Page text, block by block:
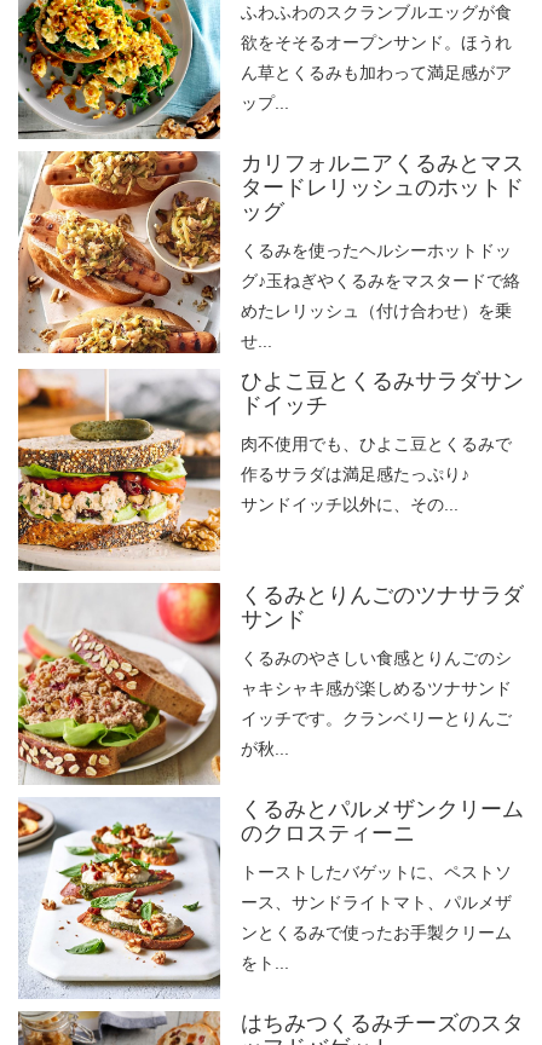
ふわふわのスクランブルエッグが食
欲をそそるオープンサンド。ほうれ
ん草とくるみも加わって満足感がア
ップ...
カリフォルニアくるみとマス
タードレリッシュのホットド
ッグ
くるみを使ったヘルシーホットドッ
グ♪玉ねぎやくるみをマスタードで絡
めたレリッシュ（付け合わせ）を乗
せ...
ひよこ豆とくるみサラダサン
ドイッチ
肉不使用でも、ひよこ豆とくるみで
作るサラダは満足感たっぷり♪
サンドイッチ以外に、その...
くるみとりんごのツナサラダ
サンド
くるみのやさしい食感とりんごのシ
ャキシャキ感が楽しめるツナサンド
イッチです。クランベリーとりんご
が秋...
くるみとパルメザンクリーム
のクロスティーニ
トーストしたバゲットに、ペストソ
ース、サンドライトマト、パルメザ
ンとくるみで使ったお手製クリーム
をト...
はちみつくるみチーズのスタ